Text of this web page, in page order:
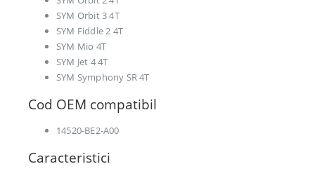
SYM Orbit 3 4T
SYM Fiddle 2 4T
SYM Mio 4T
SYM Jet 4 4T
SYM Symphony SR 4T
Cod OEM compatibil
14520-BE2-A00
Caracteristici